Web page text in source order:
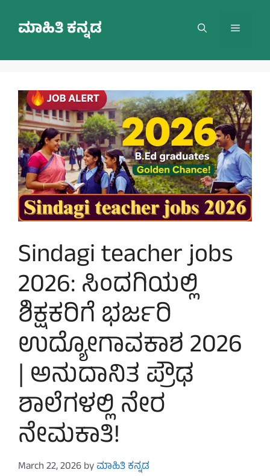
contentಮಾಹಿತಿ ಕನ್ನಡ Menu
Sindagi teacher jobs
2026: ಸಿಂದಗಿಯಲ್ಲಿ
ಶಿಕ್ಷಕರಿಗೆ ಭರ್ಜರಿ
ಉದ್ಯೋಗಾವಕಾಶ 2026
| ಅನುದಾನಿತ ಪ್ರೌಢ
ಶಾಲೆಗಳಲ್ಲಿ ನೇರ
ನೇಮಕಾತಿ!
March 22, 2026byಮಾಹಿತಿ ಕನ್ನಡ